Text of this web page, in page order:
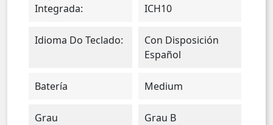
Integrada:
ICH10
Idioma Do Teclado:
Con Disposición
Español
Batería Medium
Grau Grau B